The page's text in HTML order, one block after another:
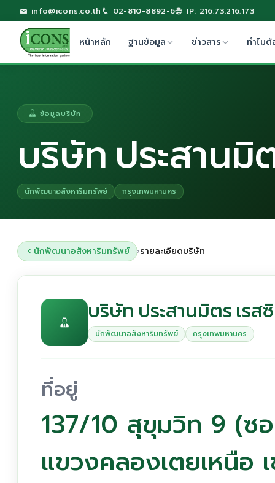
info@icons.co.th 02-810-8892-6 IP: 216.73.216.173
หน้าหลัก ฐานข้อมูล ข่าวสาร ทำไมต้
ข้อมูลบริษัท
บริษัท ประสานมิ
นักพัฒนาอสังหาริมทรัพย์ กรุงเทพมหานคร
นักพัฒนาอสังหาริมทรัพย์ ›รายละเอียดบริษัท
บริษัท ประสานมิตร เรส
นักพัฒนาอสังหาริมทรัพย์ กรุงเทพมหานคร
ที่อยู่
137/10 สุขุมวิท 9 (ซ
แขวงคลองเตยเหนือ